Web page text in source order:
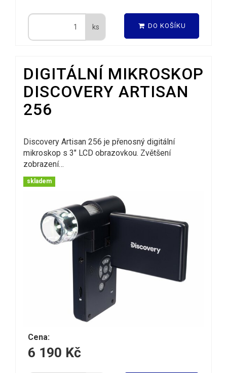
ks DO KOŠÍKU
DIGITÁLNÍ MIKROSKOP
DISCOVERY ARTISAN
256
Discovery Artisan 256 je přenosný digitální
mikroskop s 3" LCD obrazovkou. Zvětšení
zobrazení…
skladem
Cena:
6 190 Kč